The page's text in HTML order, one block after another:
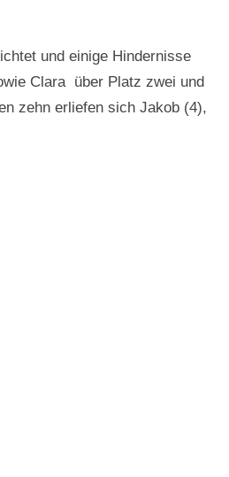
und einige Hindernisse
Clara über Platz zwei und
zehn erliefen sich Jakob (4),